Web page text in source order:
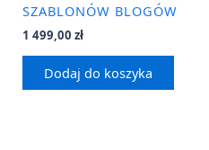
SZABLONÓW BLOGÓW
1 499,00 zł
Dodaj do koszyka